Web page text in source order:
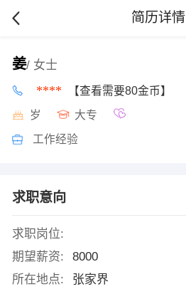
简历详情
姜/ 女士
**** 【查看需要80金币】
岁 大专
工作经验
求职意向
求职岗位:
期望薪资:
8000
所在地点:
张家界